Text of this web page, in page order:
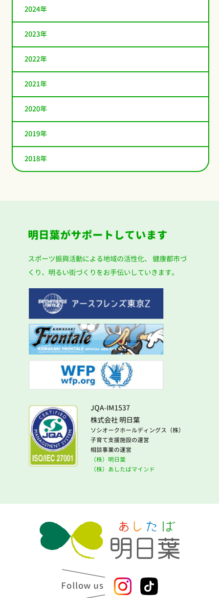
2024年
2023年
2022年
2021年
2020年
2019年
2018年
明日葉がサポートしています
スポーツ振興活動による地域の活性化、 健康都市づ
くり、明るい街づくりをお手伝いしていきます。
JQA-IM1537
株式会社 明日葉
ソシオークホールディングス（株）
子育て支援施設の運営
相談事業の運営
（株）明日葉
（株）あしたばマインド
Follow us